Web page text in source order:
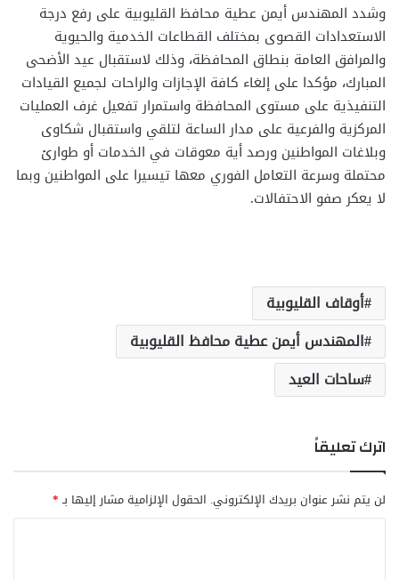
وشدد المهندس أيمن عطية محافظ القليوبية على رفع درجة
الاستعدادات القصوى بمختلف القطاعات الخدمية والحيوية
والمرافق العامة بنطاق المحافظة، وذلك لاستقبال عيد الأضحى
المبارك، مؤكدا على إلغاء كافة الإجازات والراحات لجميع القيادات
التنفيذية على مستوى المحافظة واستمرار تفعيل غرف العمليات
المركزية والفرعية على مدار الساعة لتلقي واستقبال شكاوى
وبلاغات المواطنين ورصد أية معوقات في الخدمات أو طوارئ
محتملة وسرعة التعامل الفوري معها تيسيرا على المواطنين وبما
لا يعكر صفو الاحتفالات.
أوقاف القليوبية
المهندس أيمن عطية محافظ القليوبية
ساحات العيد
اترك تعليقاً
لن يتم نشر عنوان بريدك الإلكتروني. الحقول الإلزامية مشار إليها بـ*